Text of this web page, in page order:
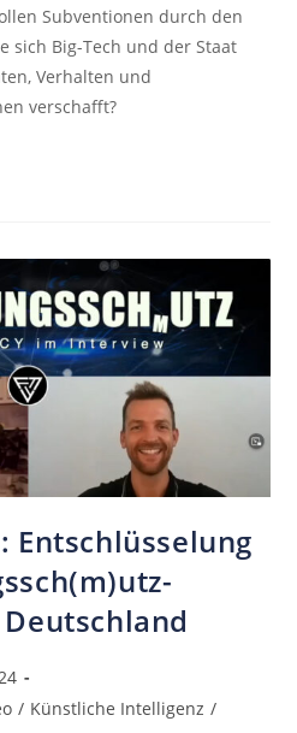
Subventionen durch den
sich Big-Tech und der Staat
Verhalten und
verschafft?
Entschlüsselung
/ Künstliche Intelligenz /